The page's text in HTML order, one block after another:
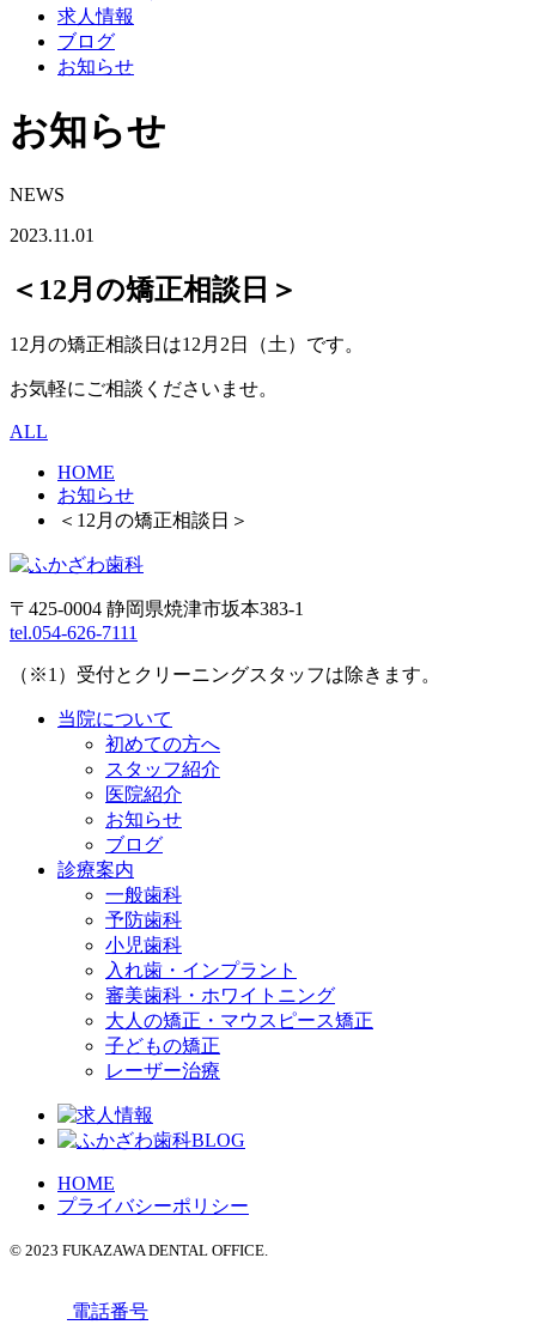
求人情報
ブログ
お知らせ
お知らせ
NEWS
2023.11.01
＜12月の矯正相談日＞
12月の矯正相談日は12月2日（土）です。
お気軽にご相談くださいませ。
ALL
HOME
お知らせ
＜12月の矯正相談日＞
〒425-0004 静岡県焼津市坂本383-1
tel.054-626-7111
（※1）受付とクリーニングスタッフは除きます。
当院について
初めての方へ
スタッフ紹介
医院紹介
お知らせ
ブログ
診療案内
一般歯科
予防歯科
小児歯科
入れ歯・インプラント
審美歯科・ホワイトニング
大人の矯正・マウスピース矯正
子どもの矯正
レーザー治療
HOME
プライバシーポリシー
© 2023 FUKAZAWA DENTAL OFFICE.
電話番号